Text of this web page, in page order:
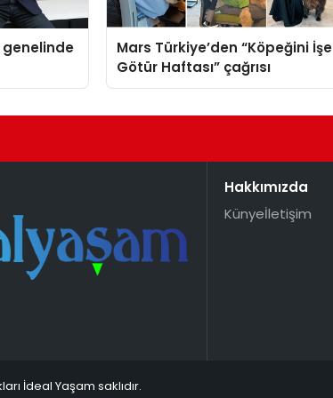
genelinde
Mars Türkiye’den “Köpeğini İşe
Götür Haftası” çağrısı
Hakkımızda
Künyeİletişim
İdeal Yaşam saklıdır.